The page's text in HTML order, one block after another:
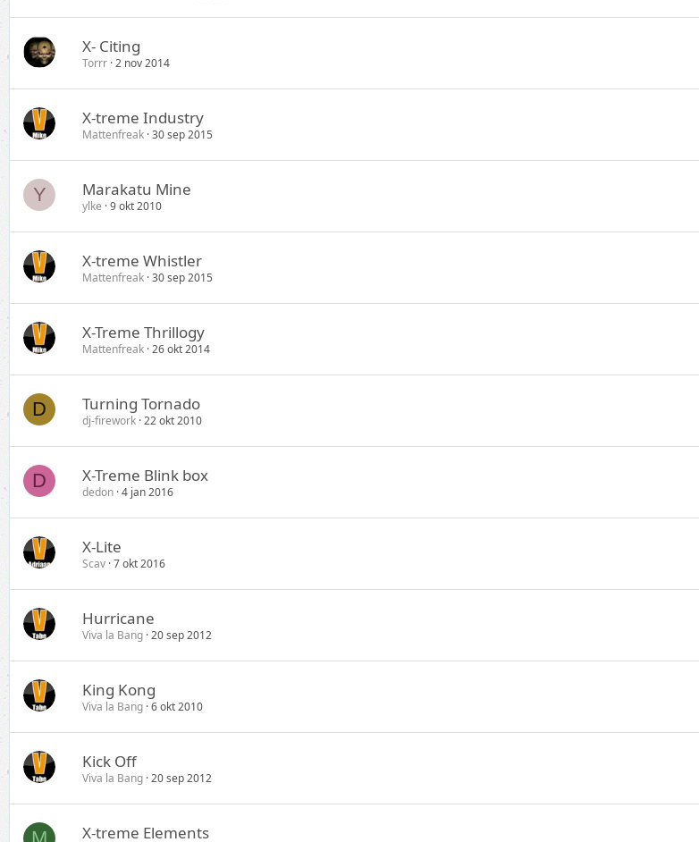
X- Citing
Torrr 2 nov 2014
X-treme Industry
Mattenfreak 30 sep 2015
Y Marakatu Mine
ylke 9 okt 2010
X-treme Whistler
Mattenfreak 30 sep 2015
X-Treme Thrillogy
Mattenfreak 26 okt 2014
D Turning Tornado
dj-firework 22 okt 2010
D X-Treme Blink box
dedon 4 jan 2016
X-Lite
Scav 7 okt 2016
Hurricane
Viva la Bang 20 sep 2012
King Kong
Viva la Bang 6 okt 2010
Kick Off
Viva la Bang 20 sep 2012
X-treme Elements